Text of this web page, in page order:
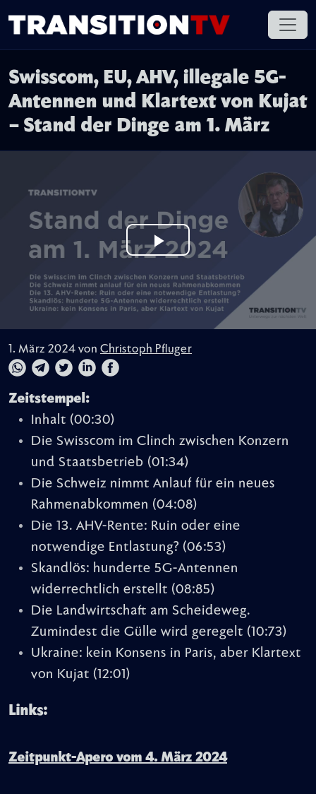
Swisscom, EU, AHV, illegale 5G-
Antennen und Klartext von Kujat
– Stand der Dinge am 1. März
1. März 2024 von Christoph Pfluger
Zeitstempel:
Inhalt (00:30)
Die Swisscom im Clinch zwischen Konzern
und Staatsbetrieb (01:34)
Die Schweiz nimmt Anlauf für ein neues
Rahmenabkommen (04:08)
Die 13. AHV-Rente: Ruin oder eine
notwendige Entlastung? (06:53)
Skandlös: hunderte 5G-Antennen
widerrechtlich erstellt (08:85)
Die Landwirtschaft am Scheideweg.
Zumindest die Gülle wird geregelt (10:73)
Ukraine: kein Konsens in Paris, aber Klartext
von Kujat (12:01)
Links:
Zeitpunkt-Apero vom 4. März 2024